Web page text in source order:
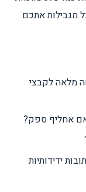
מגבילות אתכם
מלאה לקבצי
אחליף ספק?
ידידותיות